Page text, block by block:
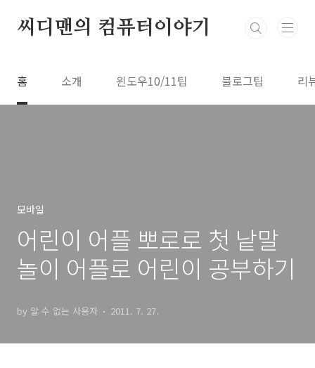
씨디맨의 컴퓨터이야기
홈 소개 윈도우10/11팁 블로그팁 리
모바일
어린이 어플 뽀로로 첫 낱말
놀이 어플로 어린이 공부하기
by 알 수 없는 사용자 2011. 7. 27.